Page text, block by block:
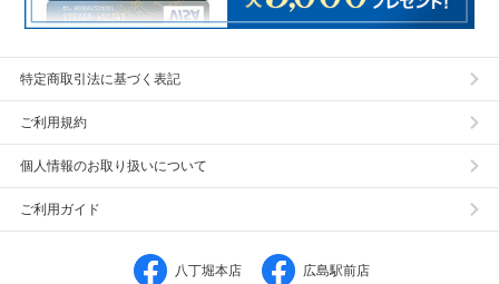
特定商取引法に基づく表記
ご利用規約
個人情報のお取り扱いについて
ご利用ガイド
八丁堀本店 広島駅前店